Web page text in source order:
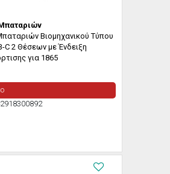
Βιομηχανικού Τύπου
C 2 Θέσεων με Ένδειξη
για 1865